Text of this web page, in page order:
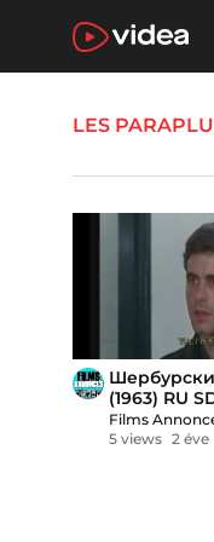
LES
(1963) RU
Films
5 views 2 éve